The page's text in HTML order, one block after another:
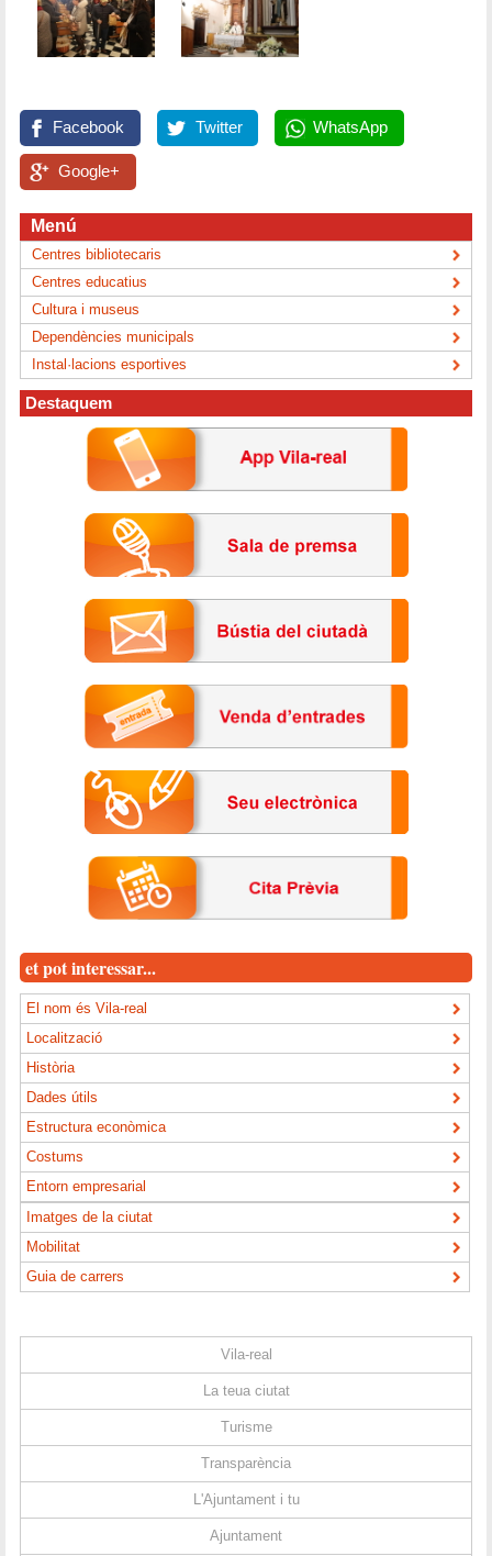
Facebook Twitter WhatsApp
Google+
Menú
Centres bibliotecaris
Centres educatius
Cultura i museus
Dependències municipals
Instal·lacions esportives
Destaquem
et pot interessar...
El nom és Vila-real
Localització
Història
Dades útils
Estructura econòmica
Costums
Entorn empresarial
Imatges de la ciutat
Mobilitat
Guia de carrers
Vila-real
La teua ciutat
Turisme
Transparència
L'Ajuntament i tu
Ajuntament